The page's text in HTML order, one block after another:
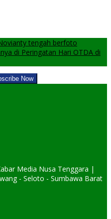
tengah berfoto
di Peringatan Hari OTDA di
Media Nusa Tenggara |
- Seloto - Sumbawa Barat